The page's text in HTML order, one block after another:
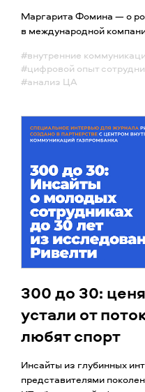
Маргарита Фомина — о
в международной
#внутренние
#цифровой опыт
#анализ ЦА
300 до 30:
устали от
любят спорт
Инсайты из глубинных
представителями